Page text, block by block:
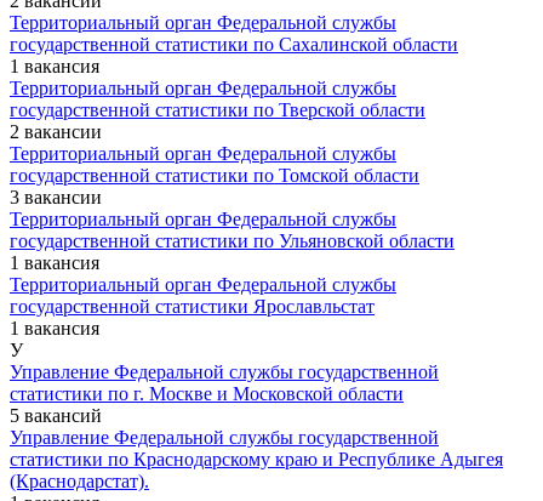
Территориальный орган Федеральной службы
государственной статистики по Сахалинской области
1 вакансия
Территориальный орган Федеральной службы
государственной статистики по Тверской области
2 вакансии
Территориальный орган Федеральной службы
государственной статистики по Томской области
3 вакансии
Территориальный орган Федеральной службы
государственной статистики по Ульяновской области
1 вакансия
Территориальный орган Федеральной службы
государственной статистики Ярославльстат
1 вакансия
У
Управление Федеральной службы государственной
статистики по г. Москве и Московской области
5 вакансий
Управление Федеральной службы государственной
статистики по Краснодарскому краю и Республике Адыгея
(Краснодарстат).